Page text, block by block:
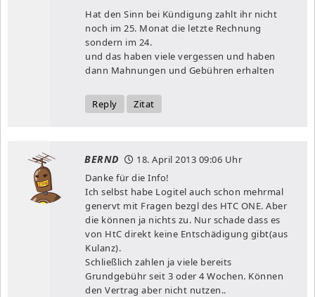
Hat den Sinn bei Kündigung zahlt ihr nicht
noch im 25. Monat die letzte Rechnung
sondern im 24.
und das haben viele vergessen und haben
dann Mahnungen und Gebühren erhalten
Reply Zitat
BERND 18. April 2013 09:06 Uhr
Danke für die Info!
Ich selbst habe Logitel auch schon mehrmal
genervt mit Fragen bezgl des HTC ONE. Aber
die können ja nichts zu. Nur schade dass es
von HtC direkt keine Entschädigung gibt(aus
Kulanz).
Schließlich zahlen ja viele bereits
Grundgebühr seit 3 oder 4 Wochen. Können
den Vertrag aber nicht nutzen..